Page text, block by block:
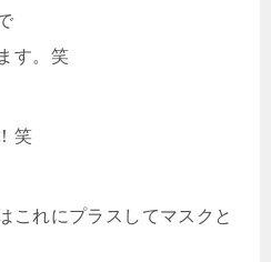
す。笑
笑
これにプラスしてマスクと